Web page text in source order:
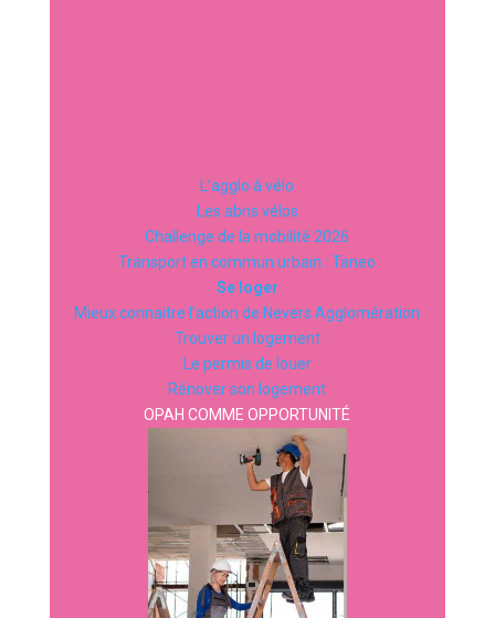
L’agglo à vélo
Les abris vélos
Challenge de la mobilité 2026
Transport en commun urbain : Taneo
Se loger
Mieux connaitre l’action de Nevers Agglomération
Trouver un logement
Le permis de louer
Rénover son logement
OPAH COMME OPPORTUNITÉ